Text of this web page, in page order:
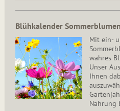
Blühkalender Sommerblumen
Mit ein-
wahres
Unser
Ihnen
Nahrung